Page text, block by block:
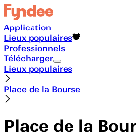
Application
Lieux populaires
Professionnels
Télécharger
Lieux populaires
Place de la Bourse
Place de la